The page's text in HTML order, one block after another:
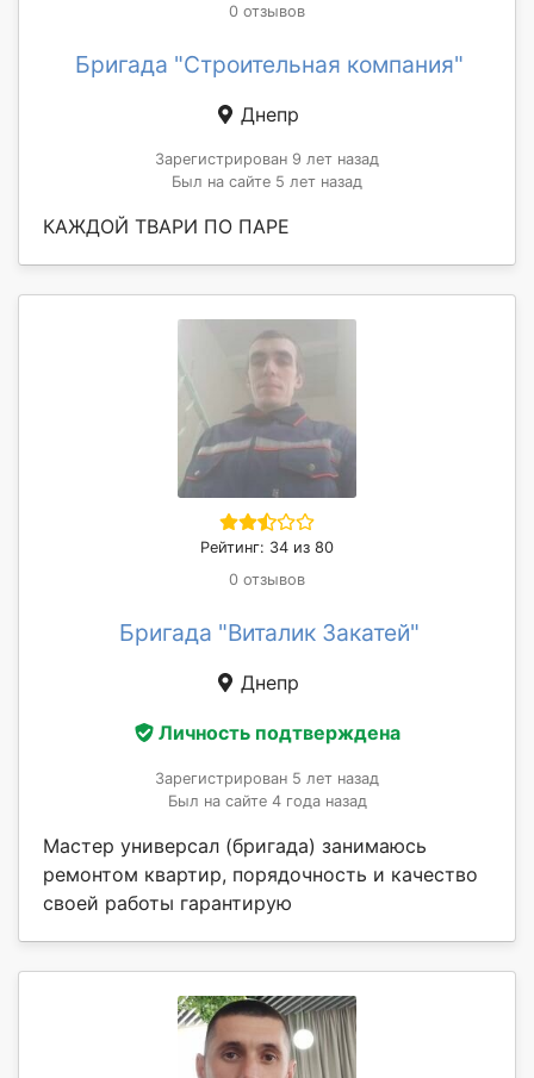
0 отзывов
Бригада "Строительная компания"
Днепр
Зарегистрирован 9 лет назад
Был на сайте 5 лет назад
КАЖДОЙ ТВАРИ ПО ПАРЕ
Рейтинг: 34 из 80
0 отзывов
Бригада "Виталик Закатей"
Днепр
Личность подтверждена
Зарегистрирован 5 лет назад
Был на сайте 4 года назад
Мастер универсал (бригада) занимаюсь
ремонтом квартир, порядочность и качество
своей работы гарантирую